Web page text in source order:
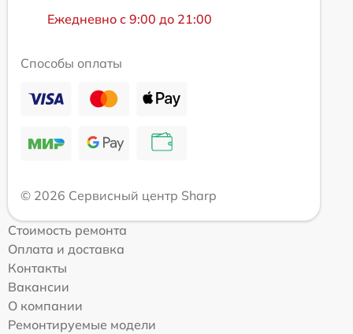
Ежедневно с 9:00 до 21:00
Способы оплаты
© 2026 Сервисный центр Sharp
Стоимость ремонта
Оплата и доставка
Контакты
Вакансии
О компании
Ремонтируемые модели